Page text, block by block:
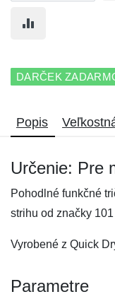
DARČEK
Popis
Určenie: Pre
Pohodlné funkčné
strihu od značky 101
Vyrobené z Quick
Parametre